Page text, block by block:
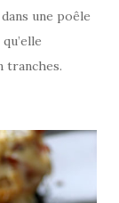
une poêle
tranches.